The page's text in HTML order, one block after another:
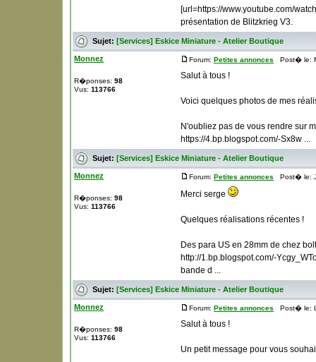
[url=https://www.youtube.com/
présentation de Blitzkrieg V3.
Sujet: [Services] Eskice Miniature - Atelier Boutique
Monnez
R�ponses: 98
Vus: 113766
Forum: Petites annonces Post� le:
Salut à tous !
Voici quelques photos de mes
N'oubliez pas de vous rendre sur
https://4.bp.blogspot.com/-Sx8w ...
Sujet: [Services] Eskice Miniature - Atelier Boutique
Monnez
R�ponses: 98
Vus: 113766
Forum: Petites annonces Post� le:
Merci serge
Quelques réalisations récentes !
Des para US en 28mm de chez
http://1.bp.blogspot.com/-
bande d ...
Sujet: [Services] Eskice Miniature - Atelier Boutique
Monnez
R�ponses: 98
Vus: 113766
Forum: Petites annonces Post� le:
Salut à tous !
Un petit message pour vous